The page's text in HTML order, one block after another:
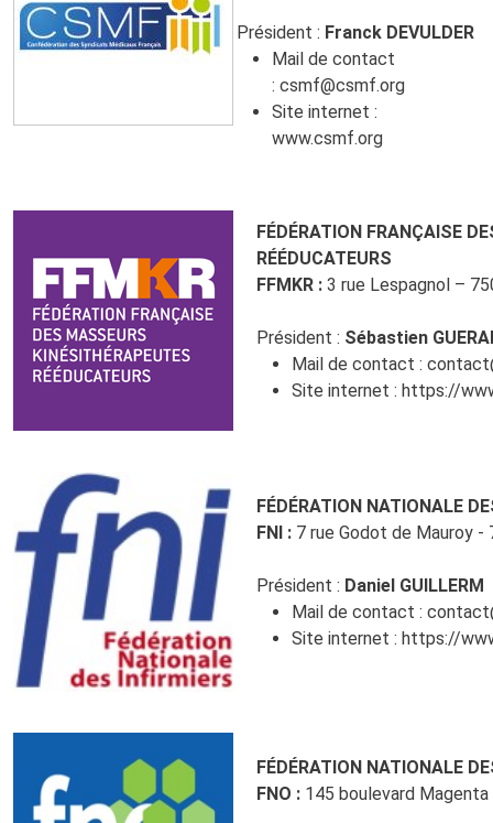
Président : Franck DEVULDER
Mail de contact
: csmf@csmf.org
Site internet :
www.csmf.org
FÉDÉRATION FRANÇAISE
RÉÉDUCATEURS
FFMKR : 3 rue Lespagnol –
Président : Sébastien
Mail de contact :
Site internet : https://
FÉDÉRATION NATIONALE
FNI : 7 rue Godot de Mauroy -
Président : Daniel GUILLERM
Mail de contact :
Site internet : https://
FÉDÉRATION NATIONALE
FNO : 145 boulevard